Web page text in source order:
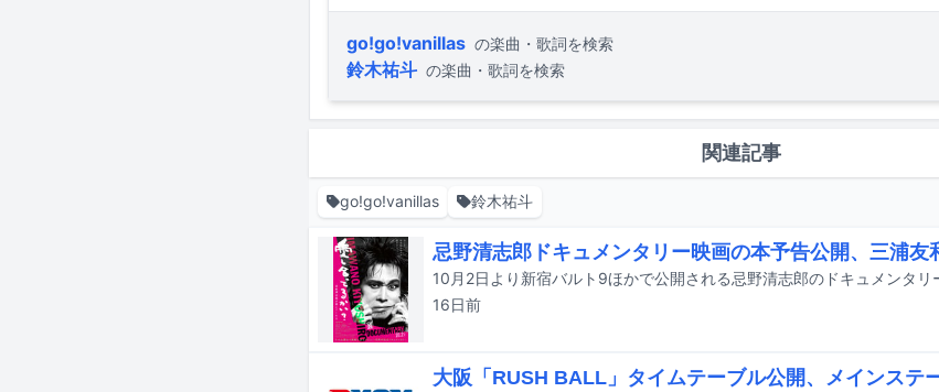
go!go!vanillas の楽曲・歌詞を検索
鈴木祐斗 の楽曲・歌詞を検索
関連記事
go!go!vanillas 鈴木祐斗
忌野清志郎ドキュメンタリー映画の本予告公開、三浦友
16日前
大阪「RUSH BALL」タイムテーブル公開、メインステ